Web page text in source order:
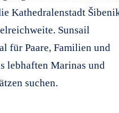
Kathedralenstadt
Sunsail
für Paare, Familien und
lebhaften Marinas und
suchen.